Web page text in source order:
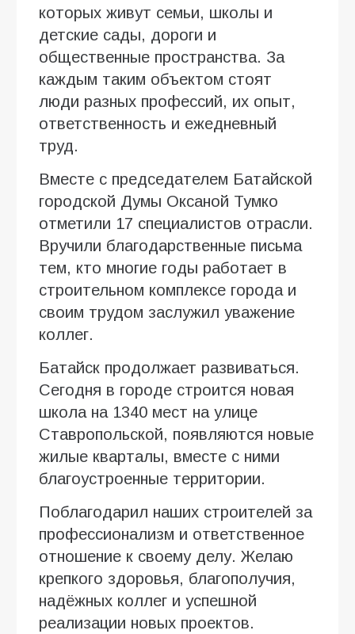
которых живут семьи, школы и
детские сады, дороги и
общественные пространства. За
каждым таким объектом стоят
люди разных профессий, их опыт,
ответственность и ежедневный
труд.
Вместе с председателем Батайской
городской Думы Оксаной Тумко
отметили 17 специалистов отрасли.
Вручили благодарственные письма
тем, кто многие годы работает в
строительном комплексе города и
своим трудом заслужил уважение
коллег.
Батайск продолжает развиваться.
Сегодня в городе строится новая
школа на 1340 мест на улице
Ставропольской, появляются новые
жилые кварталы, вместе с ними
благоустроенные территории.
Поблагодарил наших строителей за
профессионализм и ответственное
отношение к своему делу. Желаю
крепкого здоровья, благополучия,
надёжных коллег и успешной
реализации новых проектов.